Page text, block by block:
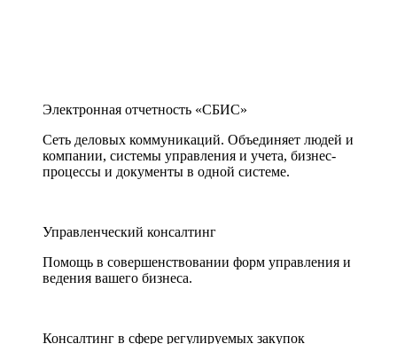
Электронная отчетность «СБИС»
Сеть деловых коммуникаций. Объединяет людей и
компании, системы управления и учета, бизнес-
процессы и документы в одной системе.
Управленческий консалтинг
Помощь в совершенствовании форм управления и
ведения вашего бизнеса.
Консалтинг в сфере регулируемых закупок